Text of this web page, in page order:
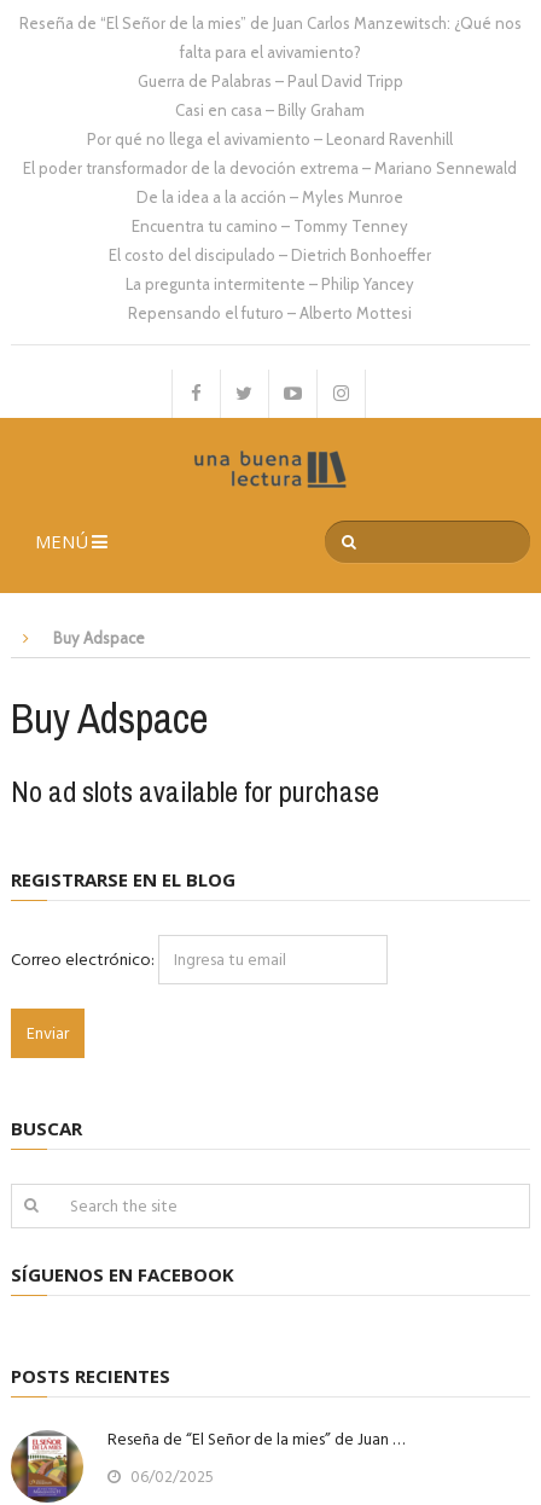
Reseña de “El Señor de la mies” de Juan Carlos Manzewitsch: ¿Qué nos
falta para el avivamiento?
Guerra de Palabras – Paul David Tripp
Casi en casa – Billy Graham
Por qué no llega el avivamiento – Leonard Ravenhill
El poder transformador de la devoción extrema – Mariano Sennewald
De la idea a la acción – Myles Munroe
Encuentra tu camino – Tommy Tenney
El costo del discipulado – Dietrich Bonhoeffer
La pregunta intermitente – Philip Yancey
Repensando el futuro – Alberto Mottesi
MENÚ
Buy Adspace
Buy Adspace
No ad slots available for purchase
REGISTRARSE EN EL BLOG
Correo electrónico:
BUSCAR
SÍGUENOS EN FACEBOOK
POSTS RECIENTES
Reseña de “El Señor de la mies” de Juan …
06/02/2025